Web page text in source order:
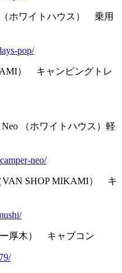
ホワイトハウス） 乗用
pop/
） キャンピングトレ
（ホワイトハウス）軽
neo/
VAN SHOP MIKAMI） キ
厚木） キャブコン